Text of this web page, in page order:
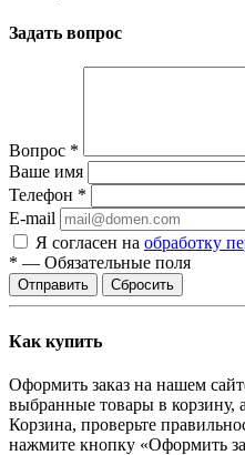
Задать вопрос
Вопрос *
Ваше имя
Телефон *
E-mail
Я согласен на обработку
* — Обязательные поля
Отправить Сбросить
Как купить
Оформить заказ на нашем
выбранные товары в корзину,
Корзина, проверьте
нажмите кнопку «Оформить